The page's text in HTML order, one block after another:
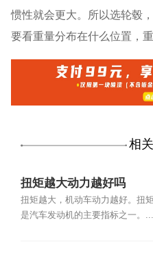
惯性就会更大。所以选轮毂
要看重量分布在什么位置，
相
扭矩越大动力越好吗
扭矩越大，机动车动力越好。扭
是汽车发动机的主要指标之一。...